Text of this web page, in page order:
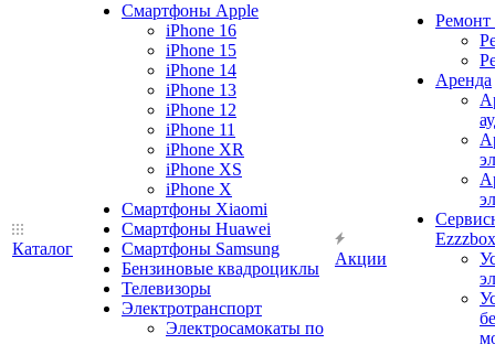
Каталог
Смартфоны Apple
iPhone 16
iPhone 15
iPhone 14
iPhone 13
iPhone 12
iPhone 11
iPhone XR
iPhone XS
iPhone X
Смартфоны Xiaomi
Смартфоны Huawei
Смартфоны Samsung
Бензиновые квадроциклы
Телевизоры
Электротранспорт
Электросамокаты по
Акции
Ремонт
Аренда
Ezzzbox